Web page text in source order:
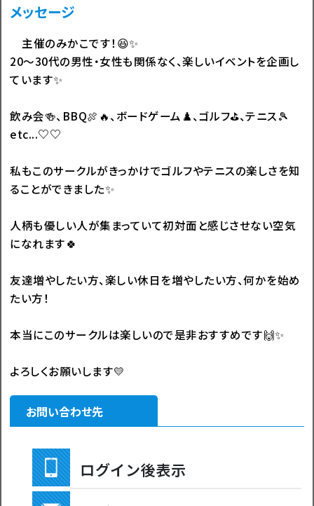
メッセージ
主催のみかこです！😆✨
20〜30代の男性・女性も関係なく、楽しいイベントを企画し
ています✨
飲み会🍻、BBQ🍖🔥、ボードゲーム♟️、ゴルフ⛳️、テニス🎾
etc...♡♡
私もこのサークルがきっかけでゴルフやテニスの楽しさを知
ることができました✨
人柄も優しい人が集まっていて初対面と感じさせない空気
になれます🍀
友達増やしたい方、楽しい休日を増やしたい方、何かを始め
たい方！
本当にこのサークルは楽しいので是非おすすめです🙌✨
よろしくお願いします💛
お問い合わせ先
ログイン後表示